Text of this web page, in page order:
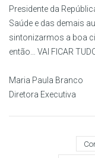
Presidente da
Saúde e das demais
sintonizarmos a boa
então… VAI FICAR
Maria Paula Branco
Diretora Executiva